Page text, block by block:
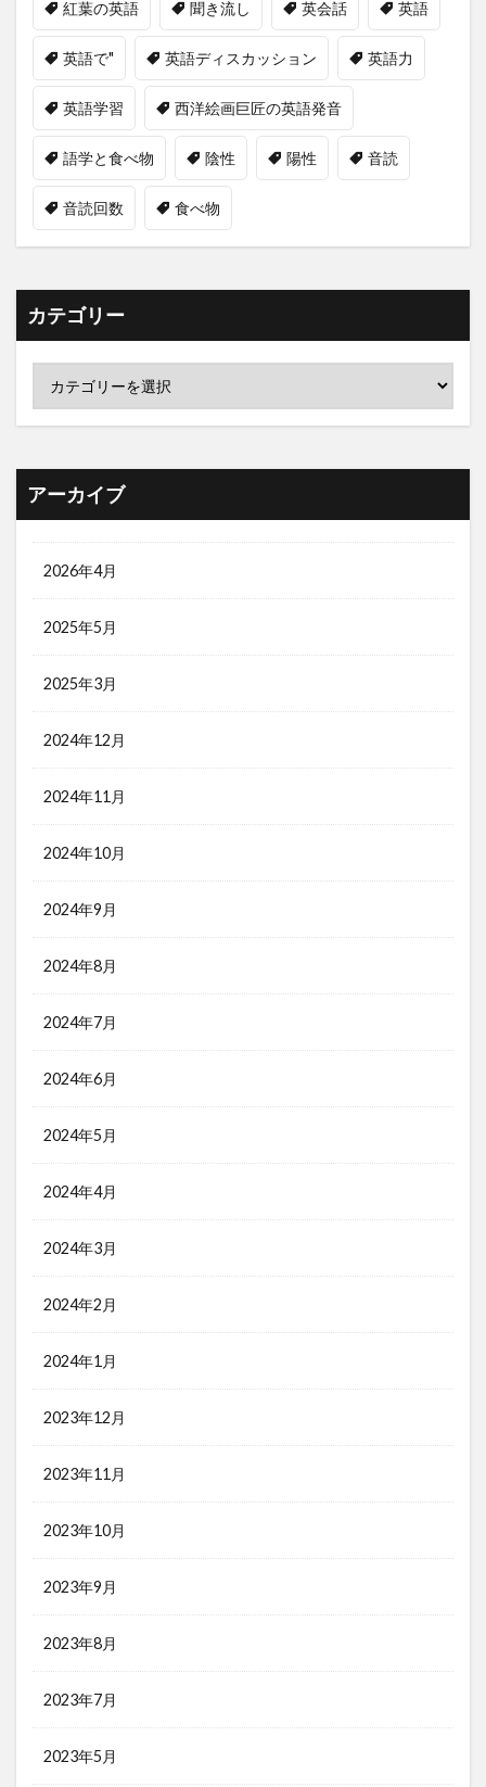
紅葉の英語 聞き流し 英会話 英語
英語で" 英語ディスカッション 英語力
英語学習 西洋絵画巨匠の英語発音
語学と食べ物 陰性 陽性 音読
音読回数 食べ物
カテゴリー
アーカイブ
2026年4月
2025年5月
2025年3月
2024年12月
2024年11月
2024年10月
2024年9月
2024年8月
2024年7月
2024年6月
2024年5月
2024年4月
2024年3月
2024年2月
2024年1月
2023年12月
2023年11月
2023年10月
2023年9月
2023年8月
2023年7月
2023年5月